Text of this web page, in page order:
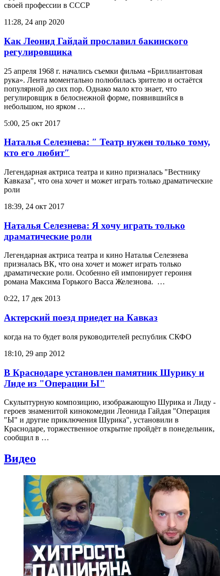
своей профессии в СССР
11:28, 24 апр 2020
Как Леонид Гайдай прославил бакинского
регулировщика
25 апреля 1968 г. начались съемки фильма «Бриллиантовая
рука». Лента моментально полюбилась зрителю и остаётся
популярной до сих пор. Однако мало кто знает, что
регулировщик в белоснежной форме, появившийся в
небольшом, но ярком …
5:00, 25 окт 2017
Наталья Селезнева: ″ Театр нужен только тому,
кто его любит″
Легендарная актриса театра и кино призналась "Вестнику
Кавказа", что она хочет и может играть только драматические
роли
18:39, 24 окт 2017
Наталья Селезнева: Я хочу играть только
драматические роли
Легендарная актриса театра и кино Наталья Селезнева
призналась ВК, что она хочет и может играть только
драматические роли. Особенно ей импонирует героиня
романа Максима Горького Васса Железнова. …
0:22, 17 дек 2013
Актерский поезд приедет на Кавказ
когда на то будет воля руководителей республик СКФО
18:10, 29 апр 2012
В Краснодаре установлен памятник Шурику и
Лиде из "Операции Ы"
Скульптурную композицию, изображающую Шурика и Лиду -
героев знаменитой кинокомедии Леонида Гайдая "Оперaция
"Ы" и другие приключения Шурика", установили в
Краснодаре, торжественное открытие пройдёт в понедельник,
сообщил в …
Видео